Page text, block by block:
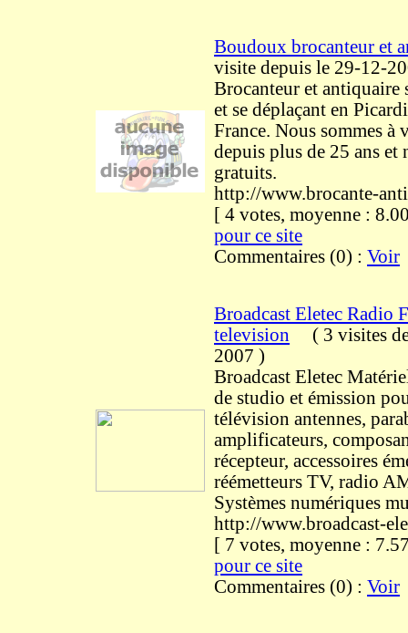
Boudoux brocanteur et
visite depuis le 29-12-
Brocanteur et antiquaire
et se déplaçant en
France. Nous sommes à
depuis plus de 25 ans et
gratuits.
http://www.brocante-
[ 4 votes, moyenne :
pour ce site
Commentaires (0) : Voir
Broadcast Eletec Radio
television ( 3 visites
2007 )
Broadcast Eletec
de studio et émission
télévision antennes,
amplificateurs,
récepteur, accessoires
réémetteurs TV, radio
Systèmes numériques
http://www.broadcast-
[ 7 votes, moyenne :
pour ce site
Commentaires (0) : Voir